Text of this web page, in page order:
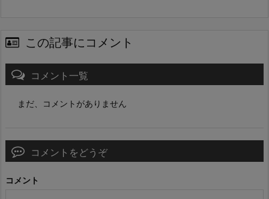
この記事にコメント
コメント一覧
まだ、コメントがありません
コメントをどうぞ
コメント